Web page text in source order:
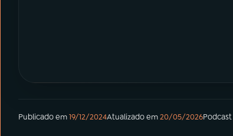
Publicado em19/12/2024Atualizado em20/05/2026Podcast